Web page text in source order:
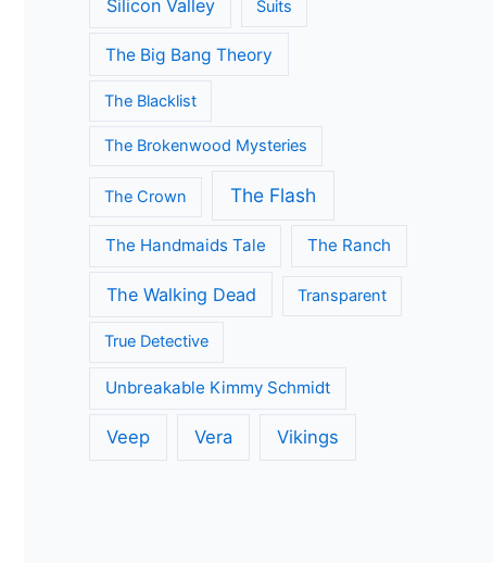
Silicon Valley Suits
The Big Bang Theory
The Blacklist
The Brokenwood Mysteries
The Crown The Flash
The Handmaids Tale The Ranch
The Walking Dead Transparent
True Detective
Unbreakable Kimmy Schmidt
Veep Vera Vikings